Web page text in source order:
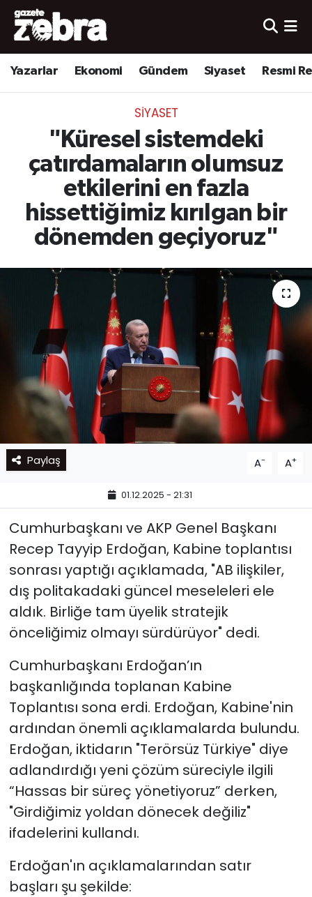
Yazarlar Ekonomi Gündem Siyaset Resmi
SIYASET
"Küresel sistemdeki
çatırdamaların olumsuz
etkilerini en fazla
hissettiğimiz kırılgan bir
dönemden geçiyoruz"
Paylaş A- A+
01.12.2025 - 21:31
Cumhurbaşkanı ve AKP Genel Başkanı
Recep Tayyip Erdoğan, Kabine toplantısı
sonrası yaptığı açıklamada, "AB ilişkiler,
dış politakadaki güncel meseleleri ele
aldık. Birliğe tam üyelik stratejik
önceliğimiz olmayı sürdürüyor" dedi.
Cumhurbaşkanı Erdoğan’ın
başkanlığında toplanan Kabine
Toplantısı sona erdi. Erdoğan, Kabine'nin
ardından önemli açıklamalarda bulundu.
Erdoğan, iktidarın "Terörsüz Türkiye" diye
adlandırdığı yeni çözüm süreciyle ilgili
“Hassas bir süreç yönetiyoruz” derken,
"Girdiğimiz yoldan dönecek değiliz"
ifadelerini kullandı.
Erdoğan'ın açıklamalarından satır
başları şu şekilde:
Yazarlar
Ekonomi
Yerel
Spor
Nöbetçi Eczaneler
Hava Durumu
Süper Lig Puan Durumu ve Fikstür
Tüm Manşetler
Son Dakika Haberleri
Haber Arşivi